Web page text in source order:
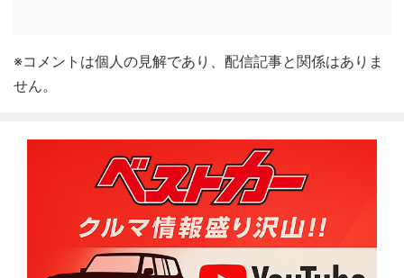
※コメントは個人の見解であり、配信記事と関係はありま
せん。